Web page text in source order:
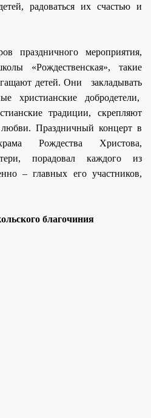
радоваться их счастью и
праздничного мероприятия,
«Рождественская», такие
детей. Они закладывать
христианские добродетели,
традиции, скрепляют
Праздничный концерт в
Рождества Христова,
порадовал каждого из
– главных его участников,
благочиния